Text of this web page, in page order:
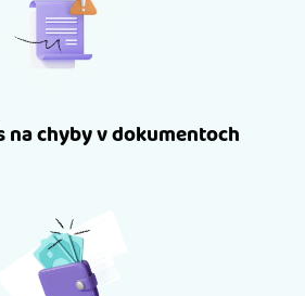
na chyby v dokumentoch